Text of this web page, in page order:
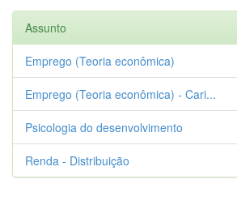
Assunto
Emprego (Teoria econômica)
Emprego (Teoria econômica) - Cari...
Psicologia do desenvolvimento
Renda - Distribuição